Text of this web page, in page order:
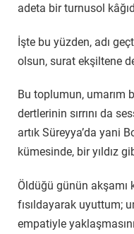
adeta bir turnusol
İşte bu yüzden, adı
olsun, surat ekşiltene
Bu toplumun, umarım
dertlerinin sırrını da
artık Süreyya’da yani
kümesinde, bir yıldız
Öldüğü günün akşamı
fısıldayarak uyuttum;
empatiyle